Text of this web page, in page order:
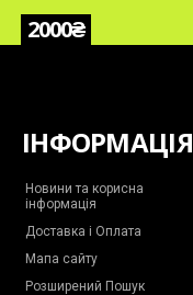
2000₴
ІНФОРМАЦІЯ
Новини та корисна
інформація
Доставка і Оплата
Мапа сайту
Розширений Пошук